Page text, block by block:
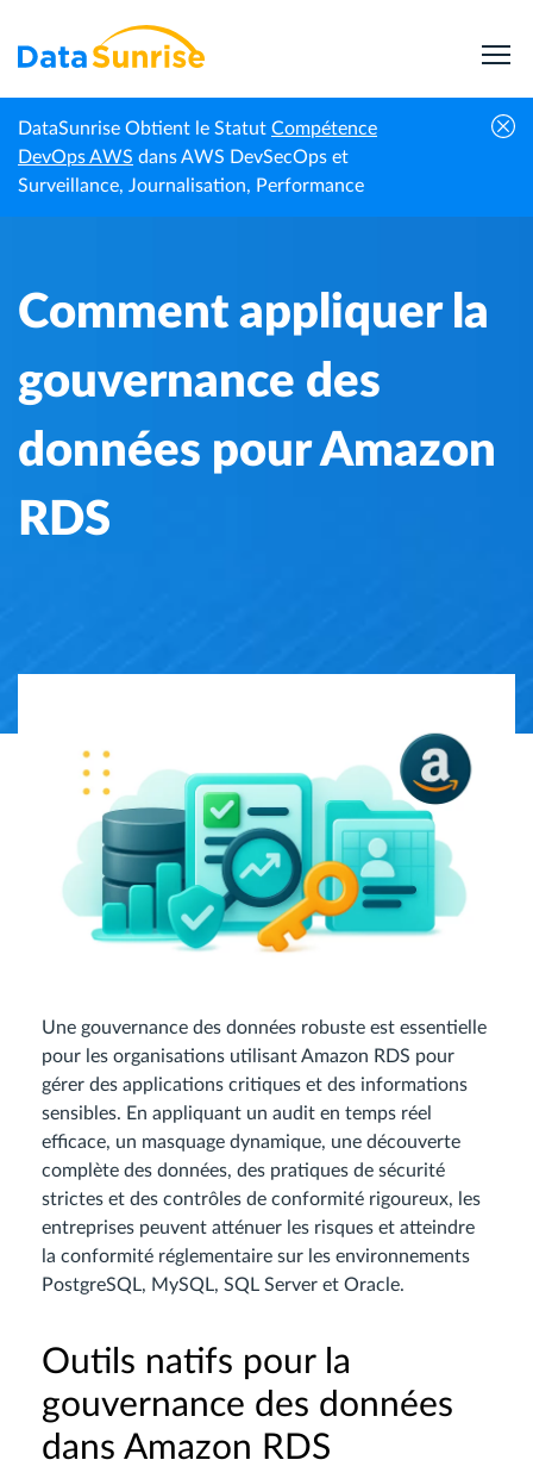
DataSunrise Obtient le Statut Compétence
DevOps AWS dans AWS DevSecOps et
Surveillance, Journalisation, Performance
Accueil
Centre de
connaissances
Comment appliquer la gouvernance des
données pour Amazon RDS
Comment appliquer la
gouvernance des
données pour Amazon
RDS
Une gouvernance des données robuste est essentielle
pour les organisations utilisant Amazon RDS pour
gérer des applications critiques et des informations
sensibles. En appliquant un audit en temps réel
efficace, un masquage dynamique, une découverte
complète des données, des pratiques de sécurité
strictes et des contrôles de conformité rigoureux, les
entreprises peuvent atténuer les risques et atteindre
la conformité réglementaire sur les environnements
PostgreSQL, MySQL, SQL Server et Oracle.
Outils natifs pour la
gouvernance des données
dans Amazon RDS